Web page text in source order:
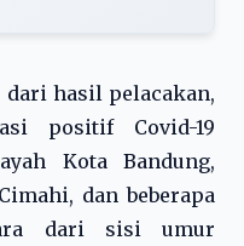
dari hasil pelacakan,
positif Covid-19
Kota Bandung,
dan beberapa
dari sisi umur